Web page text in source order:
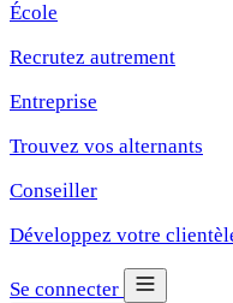
École
Recrutez autrement
Entreprise
Trouvez vos alternants
Conseiller
Développez votre
Se connecter